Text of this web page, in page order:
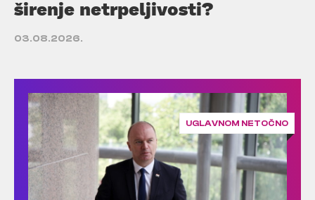
širenje netrpeljivosti?
03.08.2026.
UGLAVNOM NETOČNO